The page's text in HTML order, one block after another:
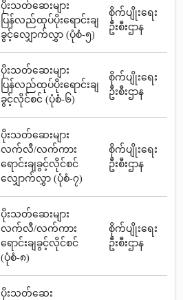
ပိုးသတ်ဆေးများ
ပြန်လည်ထုပ်ပိုးရောင်းချ
ခွင့်လျှောက်လွှာ (ပုံစံ-၅)
စိုက်ပျိုးရေး
ဦးစီးဌာန
ပိုးသတ်ဆေးများ
ပြန်လည်ထုပ်ပိုးရောင်းချ
ခွင့်လိုင်စင် (ပုံစံ-၆)
စိုက်ပျိုးရေး
ဦးစီးဌာန
ပိုးသတ်ဆေးများ
လက်လီ/လက်ကား
ရောင်းချခွင့်လိုင်စင်
လျှောက်လွှာ (ပုံစံ-၇)
စိုက်ပျိုးရေး
ဦးစီးဌာန
ပိုးသတ်ဆေးများ
လက်လီ/လက်ကား
ရောင်းချခွင့်လိုင်စင်
(ပုံစံ-၈)
စိုက်ပျိုးရေး
ဦးစီးဌာန
ပိုးသတ်ဆေး